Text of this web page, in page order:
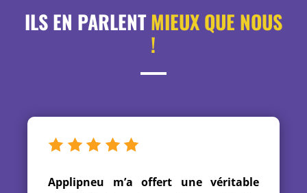
ILS EN PARLENTMIEUX QUE NOUS
!
Applipneu m’a offert une véritable